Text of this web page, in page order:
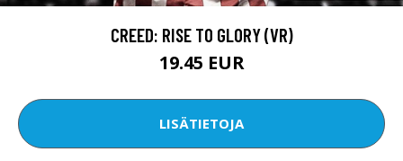
CREED: RISE TO GLORY (VR)
19.45 EUR
LISÄTIETOJA